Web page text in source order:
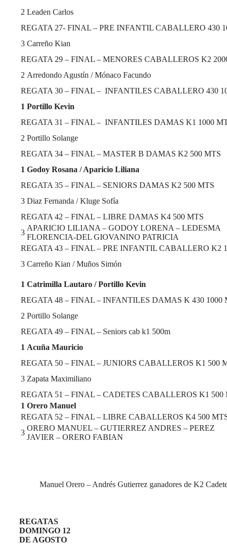
2 Leaden Carlos
REGATA 27- FINAL – PRE INFANTIL CABALLERO 430
3 Carreño Kian
REGATA 29 – FINAL – MENORES CABALLEROS K2
2 Arredondo Agustín / Mónaco Facundo
REGATA 30 – FINAL – INFANTILES CABALLERO 430
1 Portillo Kevin
REGATA 31 – FINAL – INFANTILES DAMAS K1 1000
2 Portillo Solange
REGATA 34 – FINAL – MASTER B DAMAS K2 500 MTS
1 Godoy Rosana / Aparicio Liliana
REGATA 35 – FINAL – SENIORS DAMAS K2 500 MTS
3 Diaz Fernanda / Kluge Sofía
REGATA 42 – FINAL – LIBRE DAMAS K4 500 MTS
3
APARICIO LILIANA – GODOY LORENA – LEDESMA
FLORENCIA-DEL GIOVANINO PATRICIA
REGATA 43 – FINAL – PRE INFANTIL CABALLERO K2
3 Carreño Kian / Muños Simón
1 Catrimilla Lautaro / Portillo Kevin
REGATA 48 – FINAL – INFANTILES DAMAS K 430 1000
2 Portillo Solange
REGATA 49 – FINAL – Seniors cab k1 500m
1 Acuña Mauricio
REGATA 50 – FINAL – JUNIORS CABALLEROS K1 500
3 Zapata Maximiliano
REGATA 51 – FINAL – CADETES CABALLEROS K1 500
1 Orero Manuel
REGATA 52 – FINAL – LIBRE CABALLEROS K4 500
3
ORERO MANUEL – GUTIERREZ ANDRES – PEREZ
JAVIER – ORERO FABIAN
Manuel Orero – Andrés Gutierrez ganadores de K2
REGATAS
DOMINGO 12
DE AGOSTO